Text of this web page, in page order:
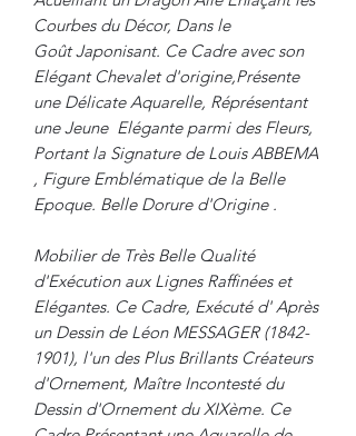
Courbes du Décor, Dans le
Goût Japonisant. Ce Cadre avec son
Elégant Chevalet d'origine,Présente
une Délicate Aquarelle, Réprésentant
une Jeune Elégante parmi des Fleurs,
Portant la Signature de Louis ABBEMA
, Figure Emblématique de la Belle
Epoque. Belle Dorure d'Origine .
Mobilier de Très Belle Qualité
d'Exécution aux Lignes Raffinées et
Elégantes. Ce Cadre, Exécuté d' Après
un Dessin de Léon MESSAGER (1842-
1901), l'un des Plus Brillants Créateurs
d'Ornement, Maître Incontesté du
Dessin d'Ornement du XIXème. Ce